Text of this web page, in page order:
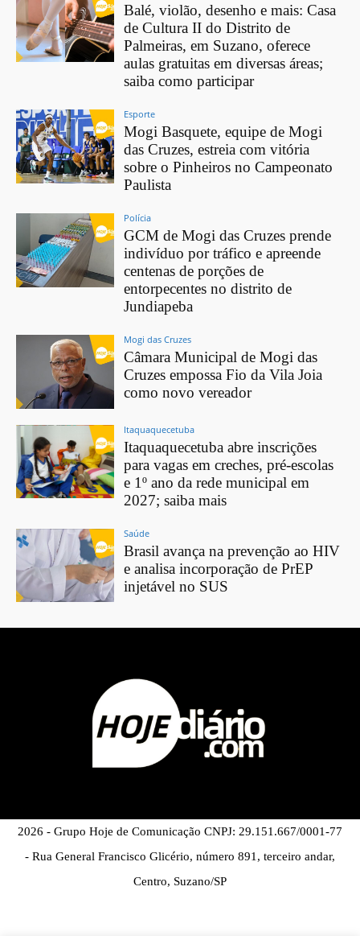
Balé, violão, desenho e mais: Casa
de Cultura II do Distrito de
Palmeiras, em Suzano, oferece
aulas gratuitas em diversas áreas;
saiba como participar
Esporte
Mogi Basquete, equipe de Mogi
das Cruzes, estreia com vitória
sobre o Pinheiros no Campeonato
Paulista
Polícia
GCM de Mogi das Cruzes prende
indivíduo por tráfico e apreende
centenas de porções de
entorpecentes no distrito de
Jundiapeba
Mogi das Cruzes
Câmara Municipal de Mogi das
Cruzes empossa Fio da Vila Joia
como novo vereador
Itaquaquecetuba
Itaquaquecetuba abre inscrições
para vagas em creches, pré-escolas
e 1º ano da rede municipal em
2027; saiba mais
Saúde
Brasil avança na prevenção ao HIV
e analisa incorporação de PrEP
injetável no SUS
2026 - Grupo Hoje de Comunicação CNPJ: 29.151.667/0001-77
- Rua General Francisco Glicério, número 891, terceiro andar,
Centro, Suzano/SP